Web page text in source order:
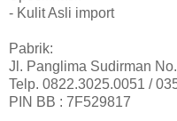
- Kulit Asli import
Pabrik:
Jl. Panglima Sudirman
Telp. 0822.3025.0051 /
PIN BB : 7F529817